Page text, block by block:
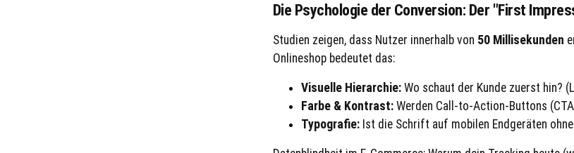
Die Psychologie der Conversion: Der "First
Studien zeigen, dass Nutzer innerhalb von 50 Millisekunden
Onlineshop bedeutet das:
Visuelle Hierarchie:Wo schaut der Kunde zuerst hin?
Farbe & Kontrast:Werden Call-to-Action-Buttons
Typografie:Ist die Schrift auf mobilen Endgeräten